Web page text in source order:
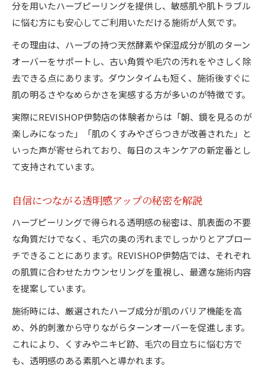
分を用いたハーブピーリングを提供し、敏感肌や肌トラブル
に悩む方にも安心してご利用いただける施術が人気です。
その理由は、ハーブの持つ天然酵素や保湿成分が肌のターン
オーバーをサポートし、古い角質や毛穴の汚れをやさしく除
去できる点にあります。ダウンタイムも短く、施術後すぐに
肌の明るさやなめらかさを実感する方が多いのが特徴です。
実際にREVISHOP伊勢店の体験者からは「朝、鏡を見るのが
楽しみになった」「肌のくすみやざらつきが改善された」と
いった声が寄せられており、毎日のスキンケアの新定番とし
て支持されています。
自信につながる透明感アップの秘密を解説
ハーブピーリングで得られる透明感の秘密は、肌表面の不要
な角質だけでなく、毛穴の奥の汚れまでしっかりとアプロー
チできることにあります。REVISHOP伊勢店では、それぞれ
の肌質に合わせたカウンセリングを重視し、最適な施術内容
を提案しています。
施術時には、厳選されたハーブ成分が肌のバリア機能を高
め、外的刺激から守りながらターンオーバーを促進します。
これにより、くすみやニキビ跡、毛穴の目立ちに悩む方で
も、透明感のある素肌へと導かれます。